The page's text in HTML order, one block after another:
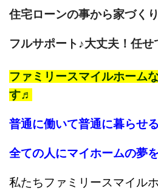
住宅ローンの事から家づく
フルサポート♪大丈夫！任せ
ファミリースマイルホーム
す♬
普通に働いて普通に暮らせる
全ての人にマイホームの夢を
私たちファミリースマイル